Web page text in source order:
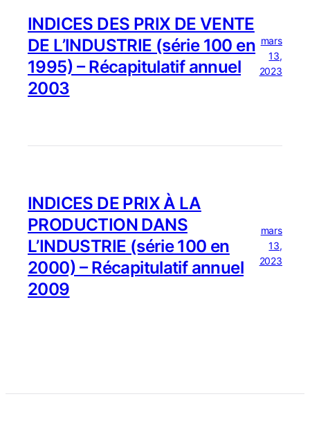
INDICES DES PRIX DE VENTE
DE L’INDUSTRIE (série 100 en
1995) – Récapitulatif annuel
2003
mars
13,
2023
INDICES DE PRIX À LA
PRODUCTION DANS
L’INDUSTRIE (série 100 en
2000) – Récapitulatif annuel
2009
mars
13,
2023